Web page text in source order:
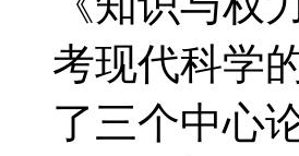
考现代科学
了三个中心